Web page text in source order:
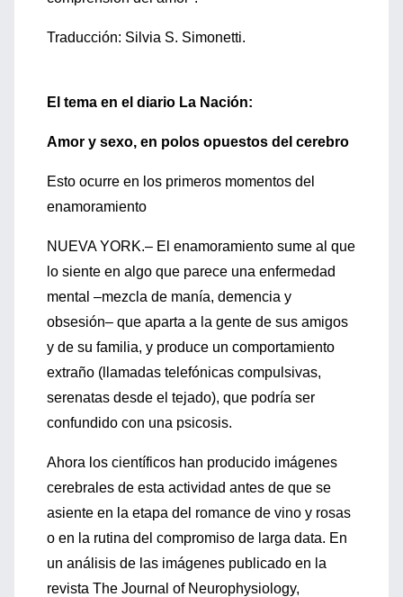
Traducción: Silvia S. Simonetti.
El tema en el diario La Nación:
Amor y sexo, en polos opuestos del cerebro
Esto ocurre en los primeros momentos del
enamoramiento
NUEVA YORK.– El enamoramiento sume al que
lo siente en algo que parece una enfermedad
mental –mezcla de manía, demencia y
obsesión– que aparta a la gente de sus amigos
y de su familia, y produce un comportamiento
extraño (llamadas telefónicas compulsivas,
serenatas desde el tejado), que podría ser
confundido con una psicosis.
Ahora los científicos han producido imágenes
cerebrales de esta actividad antes de que se
asiente en la etapa del romance de vino y rosas
o en la rutina del compromiso de larga data. En
un análisis de las imágenes publicado en la
revista The Journal of Neurophysiology,